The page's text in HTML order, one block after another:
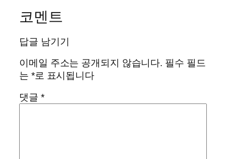
코멘트
답글 남기기
이메일 주소는 공개되지 않습니다. 필수 필드
는 *로 표시됩니다
댓글 *